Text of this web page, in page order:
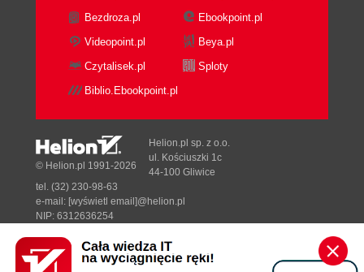
Bezdroza.pl
Ebookpoint.pl
Videopoint.pl
Beya.pl
Czytalisek.pl
Sploty
Biblio.Ebookpoint.pl
Designed with ♥ byTonik.pl
© Helion.pl 1991-2026
Helion.pl sp. z o.o.
ul. Kościuszki 1c
44-100 Gliwice
tel. (32) 230-98-63
e-mail: [wyświetl email]@helion.pl
NIP: 6312636254